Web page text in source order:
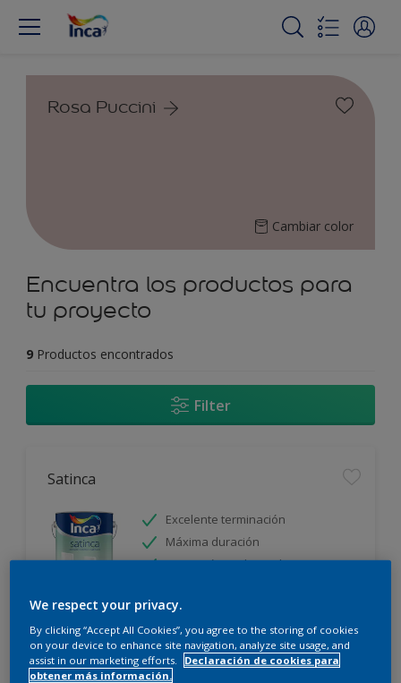
Rosa Puccini
Cambiar color
Encuentra los productos para
tu proyecto
9 Productos encontrados
Filter
Satinca
Excelente terminación
Máxima duración
Protección prolongada
Sólo disponible en tienda
We respect your privacy.
By clicking “Accept All Cookies”, you agree to the storing of cookies
on your device to enhance site navigation, analyze site usage, and
assist in our marketing efforts.
Declaración de cookies para
obtener más información.